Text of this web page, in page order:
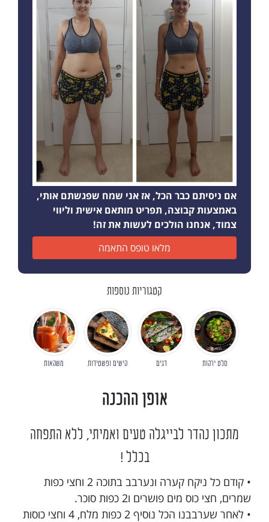
אם ניסיתם כבר הכל, אז אני שמח שפגשתם אותי,
באמצעות קבוצה, תפריט מותאם אישית וליווי
צמוד, אנחנו הולכים לעשות את זה!
מלאו טופס התאמה
קטגוריות נוספות
סלט ירקות דגים קישים ופשטידות משקאות
אופן ההכנה
מתכון נהדר לבייגלה טעים ואמיתי, ללא התפחה
בכלל !
• קודם כל ניקח קערה ונערבב בתוכה 2 וחצי כפות
שמרים, חצי כוס מים פושרים ו2 כפות סוכר.
• לאחר שערבבנו הכל נוסיף 2 כפות מלח, 4 וחצי כוסות